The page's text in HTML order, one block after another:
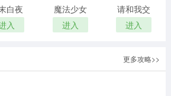
白夜
入
魔法少女
露娜的灾
难 安卓移
进入
请和我交
往吧孙笑
川前辈
版
进入
更多攻略>>